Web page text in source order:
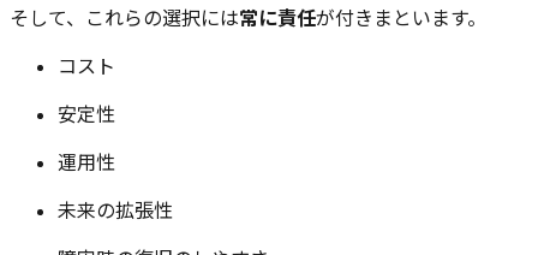
そして、これらの選択には常に責任が付きまといます。
コスト
安定性
運用性
未来の拡張性